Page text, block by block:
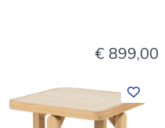
€ 899,00